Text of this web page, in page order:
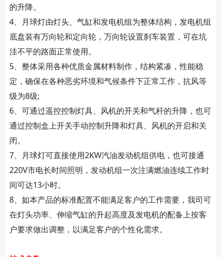
的升降。
4、月球灯由灯头、气缸和发电机组为整体结构，发电机组
底盘装有万向轮和定向轮，万向轮设置刹车装置，可在坑
洼不平的路面正常使用。
5、整体采用各种优质金属材料制作，结构紧凑，性能稳
定，确保在各种恶劣环境和气候条件下正常工作，抗风等
级为8级;
6、可通过遥控控制灯具、风机的开关和气杆的升降，也可
通过控制盒上开关手动控制升降和灯具、风机的开启和关
闭。
7、月球灯可直接使用2KW汽油发动机组供电，也可接通
220V市电长时间照明，发动机组一次注满燃油连续工作时
间可达13小时。
8、如本产品的标准配置不能满足客户的工作需要，我司可
在灯头功率、伸缩气缸的升起高度及发电机的配备上按客
户要求做出调整，以满足客户的个性化需求。